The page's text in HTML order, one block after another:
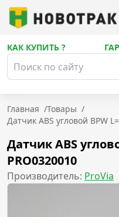
КАК КУПИТЬ ?
Главная /Товары /
Датчик ABS угловой BPW
Датчик ABS
PRO0320010
Производитель: ProVia